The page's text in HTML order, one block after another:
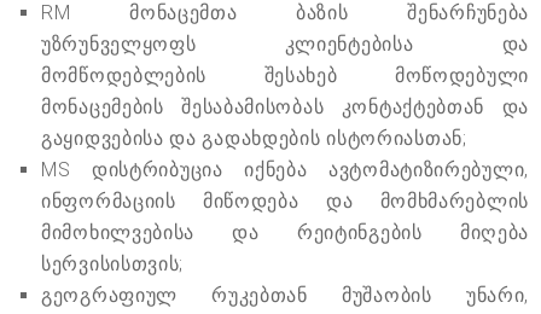
RM მონაცემთა ბაზის შენარჩუნება
უზრუნველყოფს კლიენტებისა და
მომწოდებლების შესახებ მოწოდებული
მონაცემების შესაბამისობას კონტაქტებთან და
გაყიდვებისა და გადახდების ისტორიასთან;
MS დისტრიბუცია იქნება ავტომატიზირებული,
ინფორმაციის მიწოდება და მომხმარებლის
მიმოხილვებისა და რეიტინგების მიღება
სერვისისთვის;
გეოგრაფიულ რუკებთან მუშაობის უნარი,